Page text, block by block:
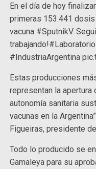
En el día de hoy
primeras 153.441
vacuna #SputnikV.
#IndustriaArgentina
Estas producciones
representan la apertura
autonomía sanitaria
vacunas en la
Figueiras, presidente
Todo lo producido se
Gamaleya para su